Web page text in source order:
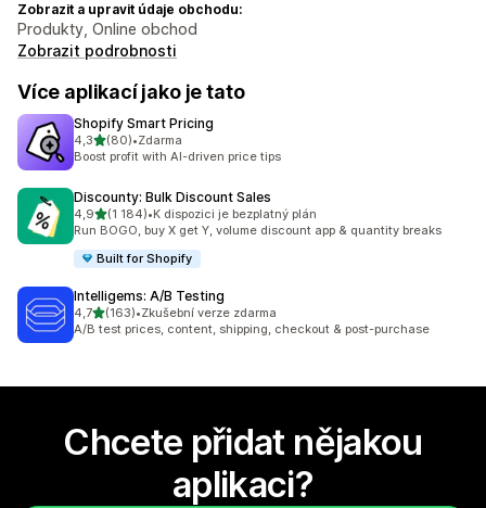
Zobrazit a upravit údaje obchodu:
Produkty, Online obchod
Zobrazit podrobnosti
Více aplikací jako je tato
Shopify Smart Pricing
4,3z 5 hvězd
(80)
Celkový počet recenzí: 80
•Zdarma
Boost profit with AI-driven price tips
Discounty: Bulk Discount Sales
4,9z 5 hvězd
(1 184)
Celkový počet recenzí: 1184
•K dispozici je bezplatný plán
Run BOGO, buy X get Y, volume discount app & quantity breaks
Built for Shopify
Intelligems: A/B Testing
4,7z 5 hvězd
(163)
Celkový počet recenzí: 163
•Zkušební verze zdarma
A/B test prices, content, shipping, checkout & post-purchase
Chcete přidat nějakou
aplikaci?